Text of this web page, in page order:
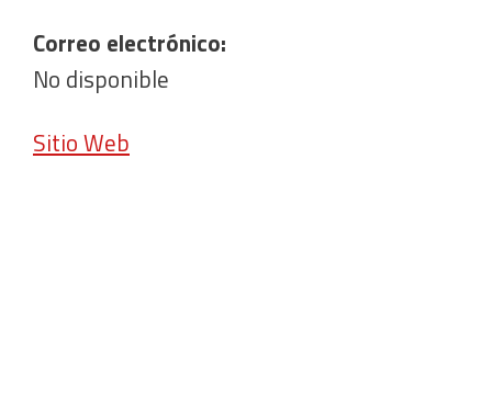
Correo electrónico:
No disponible
Sitio Web